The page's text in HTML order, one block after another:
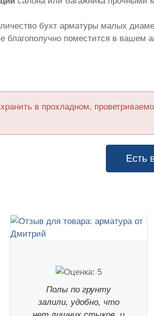
бухт арматуры малых
благополучно поместится в
в прохладном,
Есть
Полы по грунту
залили, удобно, что